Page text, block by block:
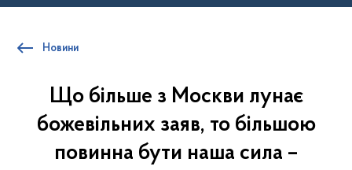
Новини
Що більше з Москви лунає
божевільних заяв, то більшою
повинна бути наша сила –